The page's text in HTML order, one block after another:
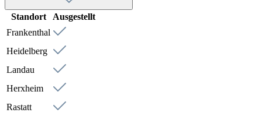
Standort
Ausgestellt
Frankenthal
Heidelberg
Landau
Herxheim
Rastatt